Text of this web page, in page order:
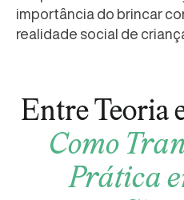
importância do brincar
realidade social de
Entre Teoria
Como
Prática